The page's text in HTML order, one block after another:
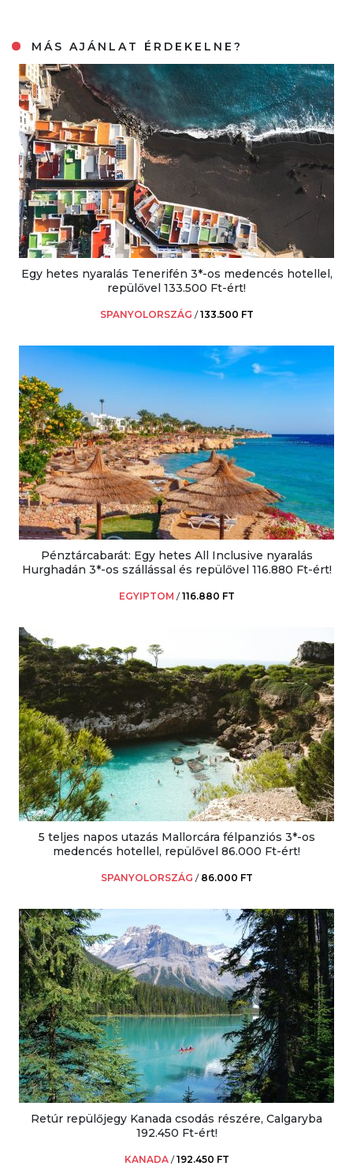
MÁS AJÁNLAT ÉRDEKELNE?
Egy hetes nyaralás Tenerifén 3*-os medencés hotellel,
repülővel 133.500 Ft-ért!
SPANYOLORSZÁG /133.500 FT
Pénztárcabarát: Egy hetes All Inclusive nyaralás
Hurghadán 3*-os szállással és repülővel 116.880 Ft-ért!
EGYIPTOM /116.880 FT
5 teljes napos utazás Mallorcára félpanziós 3*-os
medencés hotellel, repülővel 86.000 Ft-ért!
SPANYOLORSZÁG / 86.000 FT
Retúr repülőjegy Kanada csodás részére, Calgaryba
192.450 Ft-ért!
KANADA /192.450 FT